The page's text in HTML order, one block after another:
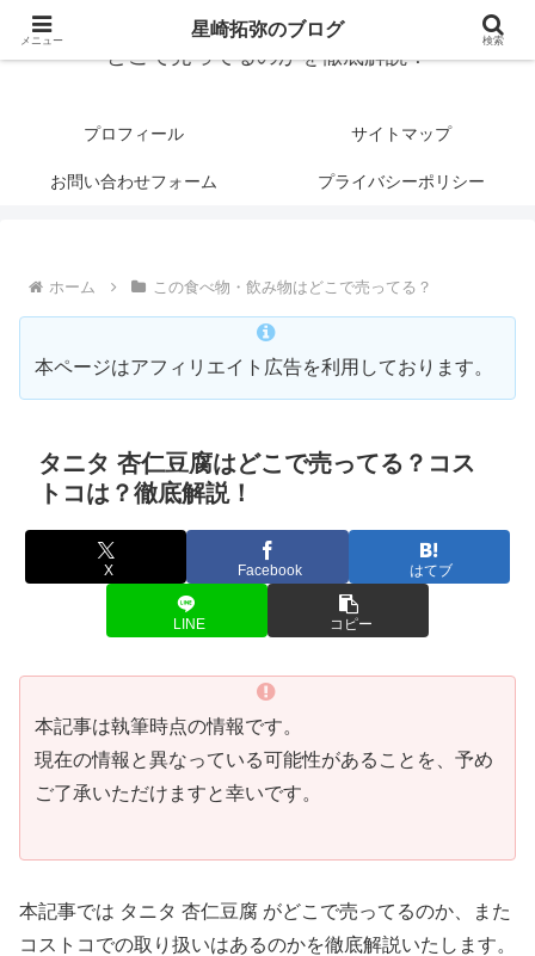
どこで売ってるのかを徹底解説！
プロフィール サイトマップ
お問い合わせフォーム プライバシーポリシー
ホーム この食べ物・飲み物はどこで売ってる？
本ページはアフィリエイト広告を利用しております。
タニタ 杏仁豆腐はどこで売ってる？コス
トコは？徹底解説！
X Facebook はてブ
LINE コピー
本記事は執筆時点の情報です。
現在の情報と異なっている可能性があることを、予め
ご了承いただけますと幸いです。
本記事では タニタ 杏仁豆腐 がどこで売ってるのか、また
コストコでの取り扱いはあるのかを徹底解説いたします。
メニュー
星崎拓弥のブログ
検索